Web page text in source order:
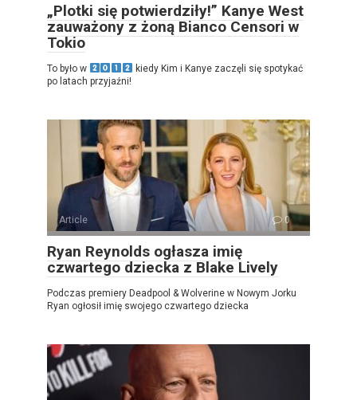
„Plotki się potwierdziły!” Kanye West
zauważony z żoną Bianco Censori w
Tokio
To było w
kiedy Kim i Kanye zaczęli się spotykać
po latach przyjaźni!
Article 0
Ryan Reynolds ogłasza imię
czwartego dziecka z Blake Lively
Podczas premiery Deadpool & Wolverine w Nowym Jorku
Ryan ogłosił imię swojego czwartego dziecka